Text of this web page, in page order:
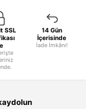
SSL
14 Gün
İçerisinde
İade İmkânı!